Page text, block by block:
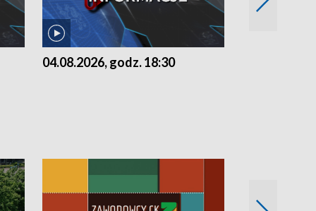
04.08.2026, godz. 18:30